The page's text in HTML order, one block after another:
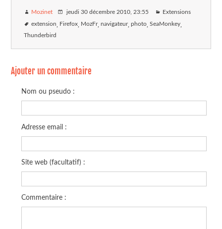
Mozinet jeudi 30 décembre 2010 , 23:55 Extensions
extension Firefox MozFr navigateur photo SeaMonkey
Thunderbird
Ajouter un commentaire
Nom ou pseudo :
Adresse email :
Site web (facultatif) :
Commentaire :